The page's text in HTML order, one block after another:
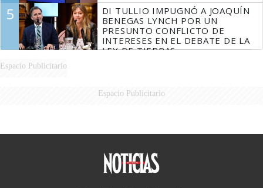
5
DI TULLIO IMPUGNÓ A JOAQUÍN
BENEGAS LYNCH POR UN
PRESUNTO CONFLICTO DE
INTERESES EN EL DEBATE DE LA
LEY DE TIERRAS
Espacio Publicitario
Espacio Publicitario